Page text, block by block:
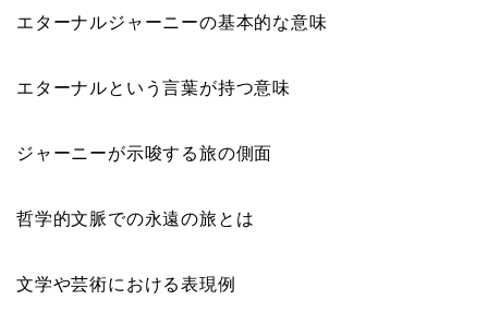
エターナルジャーニーの基本的な意味
エターナルという言葉が持つ意味
ジャーニーが示唆する旅の側面
哲学的文脈での永遠の旅とは
文学や芸術における表現例